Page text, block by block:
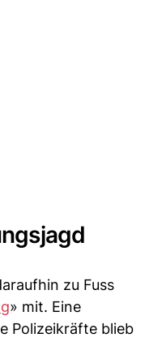
zu Fuss
» mit. Eine
Polizeikräfte blieb